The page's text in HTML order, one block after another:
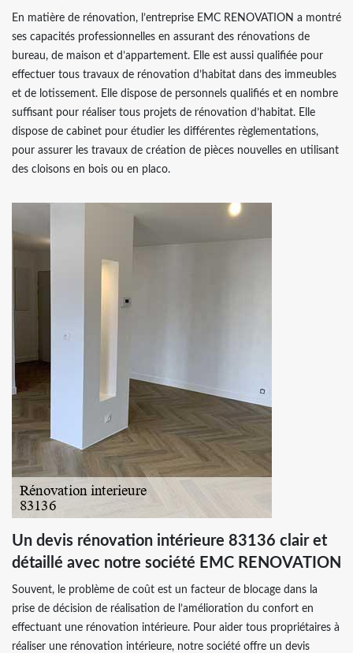
En matière de rénovation, l’entreprise EMC RENOVATION a montré
ses capacités professionnelles en assurant des rénovations de
bureau, de maison et d’appartement. Elle est aussi qualifiée pour
effectuer tous travaux de rénovation d’habitat dans des immeubles
et de lotissement. Elle dispose de personnels qualifiés et en nombre
suffisant pour réaliser tous projets de rénovation d’habitat. Elle
dispose de cabinet pour étudier les différentes règlementations,
pour assurer les travaux de création de pièces nouvelles en utilisant
des cloisons en bois ou en placo.
Un devis rénovation intérieure 83136 clair et
détaillé avec notre société EMC RENOVATION
Souvent, le problème de coût est un facteur de blocage dans la
prise de décision de réalisation de l’amélioration du confort en
effectuant une rénovation intérieure. Pour aider tous propriétaires à
réaliser une rénovation intérieure, notre société offre un devis